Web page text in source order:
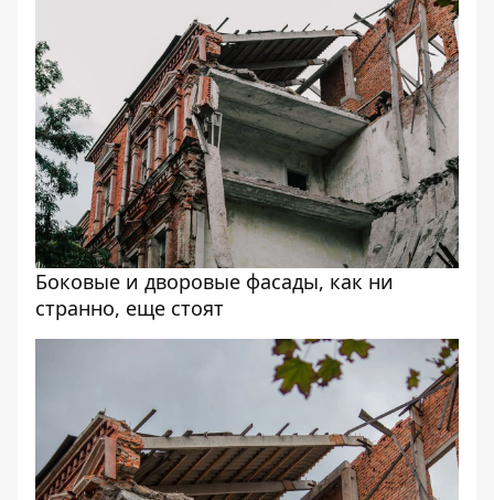
Боковые и дворовые фасады, как ни
странно, еще стоят